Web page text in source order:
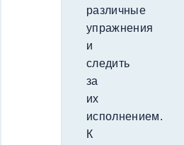
различные
упражнения
и
следить
за
их
исполнением.
К